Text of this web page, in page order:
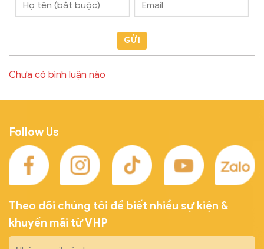
GỬI
Chưa có bình luận nào
Follow Us
Theo dõi chúng tôi để biết nhiều sự kiện &
khuyến mãi từ VHP